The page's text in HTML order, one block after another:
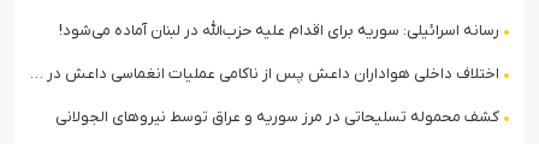
رسانه اسرائیلی: سوریه برای اقدام علیه حزب‌الله در لبنان آماده می‌شود!
اختلاف داخلی هواداران داعش پس از ناکامی عملیات انغماسی داعش در رقه
کشف محموله تسلیحاتی در مرز سوریه و عراق توسط نیروهای الجولانی